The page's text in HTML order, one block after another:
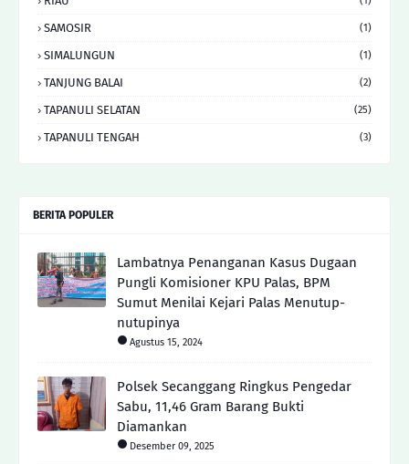
SAMOSIR (1)
SIMALUNGUN (1)
TANJUNG BALAI (2)
TAPANULI SELATAN (25)
TAPANULI TENGAH (3)
BERITA POPULER
Lambatnya Penanganan Kasus Dugaan
Pungli Komisioner KPU Palas, BPM
Sumut Menilai Kejari Palas Menutup-
nutupinya
Agustus 15, 2024
Polsek Secanggang Ringkus Pengedar
Sabu, 11,46 Gram Barang Bukti
Diamankan
Desember 09, 2025